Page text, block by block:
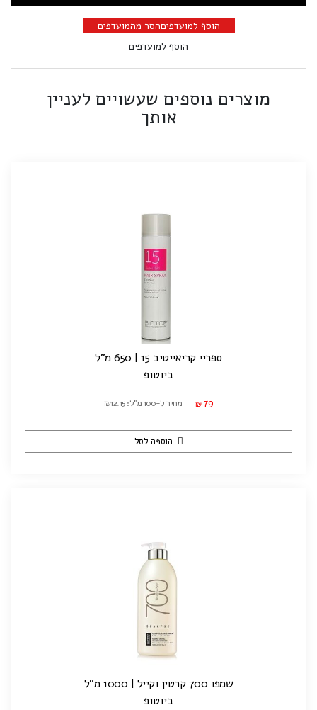
הוסף למועדפיםהסר מהמועדפים
הוסף למועדפים
מוצרים נוספים שעשויים לעניין
אותך
ספריי קריאייטיב 15 | 650 מ"ל
ביוטופ
₪ 79 מחיר ל-100 מ"ל: ₪12.15
הוספה לסל
שמפו 700 קרטין וקייל | 1000 מ"ל
ביוטופ